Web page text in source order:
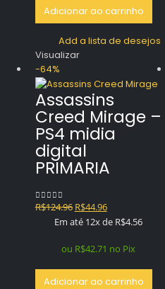
Adicionar ao carrinho
Add a lista de desejos
Visualizar
-64%
Assassins
Creed Mirage –
PS4 midia
digital
PRIMARIA
0out of 5
R$124.96 O
preço
era:
R$44.96O
preço
é:
Em até 12x de R$4.56
ou R$42.71 no Pix
Adicionar ao carrinho